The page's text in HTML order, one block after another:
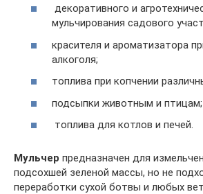
декоративного и
мульчирования садового
красителя и ароматизатора
алкоголя;
топлива при копчении
подсыпки животным и птицам;
топлива для котлов и печей.
Мульчер предназначен для
подсохшей зеленой массы, но не
переработки сухой ботвы и любых